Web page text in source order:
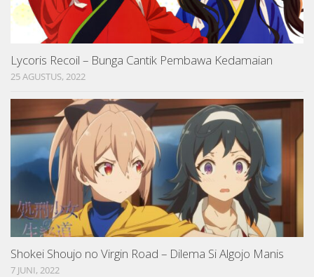
Lycoris Recoil – Bunga Cantik Pembawa Kedamaian
25 AGUSTUS, 2022
Shokei Shoujo no Virgin Road – Dilema Si Algojo Manis
7 JUNI, 2022